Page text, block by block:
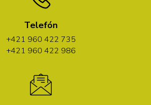
Telefón
+421 960 422 735
+421 960 422 986